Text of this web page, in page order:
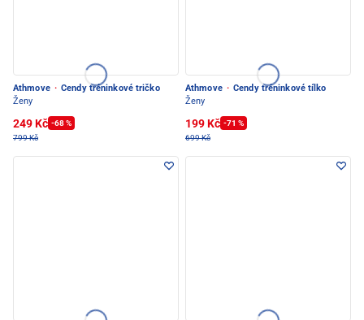
Athmove · Cendy tréninkové tričko
Ženy
249 Kč -68 %
799 Kč
Athmove · Cendy tréninkové tílko
Ženy
199 Kč -71 %
699 Kč